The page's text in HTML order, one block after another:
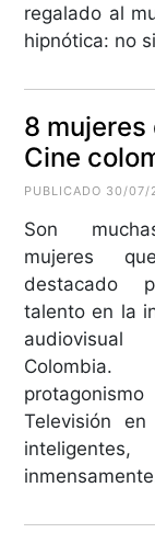
regalado al
hipnótica: no
8 mujeres
Cine
PUBLICADO 30/07/
Son
mujeres
destacado
talento en la
Televisión